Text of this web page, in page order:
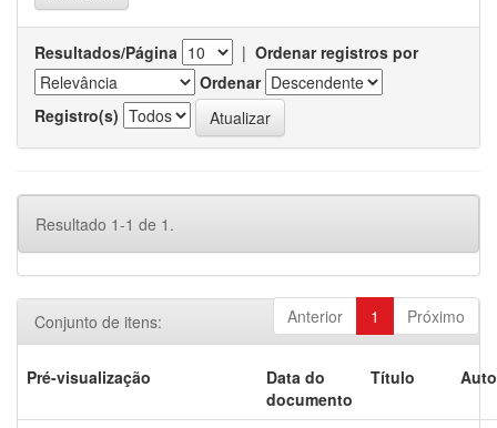
Resultados/Página | Ordenar registros por
Ordenar
Registro(s)
Resultado 1-1 de 1.
Anterior 1 Próximo
Conjunto de itens:
Pré-visualização
Data do
documento
Título